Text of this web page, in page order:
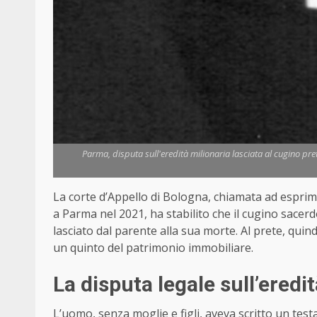
Parma, disputa sull'eredità milionaria lasciata al cugino
La corte d’Appello di Bologna, chiamata ad
a Parma nel 2021, ha stabilito che il cugino
lasciato dal parente alla sua morte. Al prete,
un quinto del patrimonio immobiliare.
La disputa legale
L’uomo, senza moglie e figli, aveva scritto un